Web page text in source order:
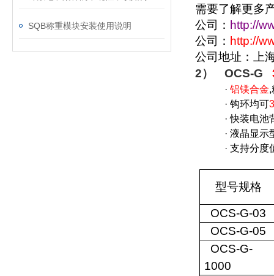
SQB称重模块安装使用说明
需要了解更多
公司： http://
公司： http://
公司地址：上
2）
OCS-G
· 铝镁合金,
· 钩环均可
·快装电池
· 液晶显示
· 支持分度
型号规格
OCS-G-03
OCS-G-05
OCS-G-
1000